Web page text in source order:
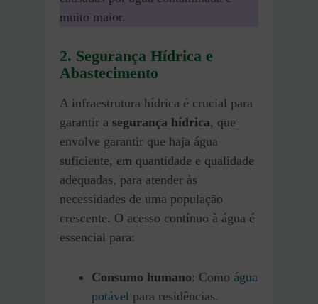
muito maior.
2. Segurança Hídrica e
Abastecimento
A infraestrutura hídrica é crucial para
garantir a segurança hídrica, que
envolve garantir que haja água
suficiente, em quantidade e qualidade
adequadas, para atender às
necessidades de uma população
crescente. O acesso contínuo à água é
essencial para:
Consumo humano: Como água
potável para residências.